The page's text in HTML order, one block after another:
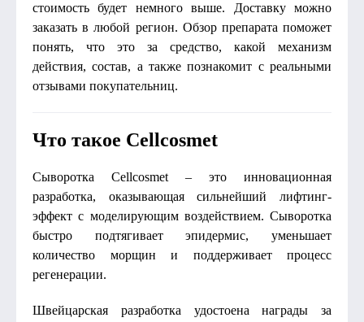
стоимость будет немного выше. Доставку можно
заказать в любой регион. Обзор препарата поможет
понять, что это за средство, какой механизм
действия, состав, а также познакомит с реальными
отзывами покупательниц.
Что такое Cellcosmet
Сыворотка Cellcosmet – это инновационная
разработка, оказывающая сильнейший лифтинг-
эффект с моделирующим воздействием. Сыворотка
быстро подтягивает эпидермис, уменьшает
количество морщин и поддерживает процесс
регенерации.
Швейцарская разработка удостоена награды за